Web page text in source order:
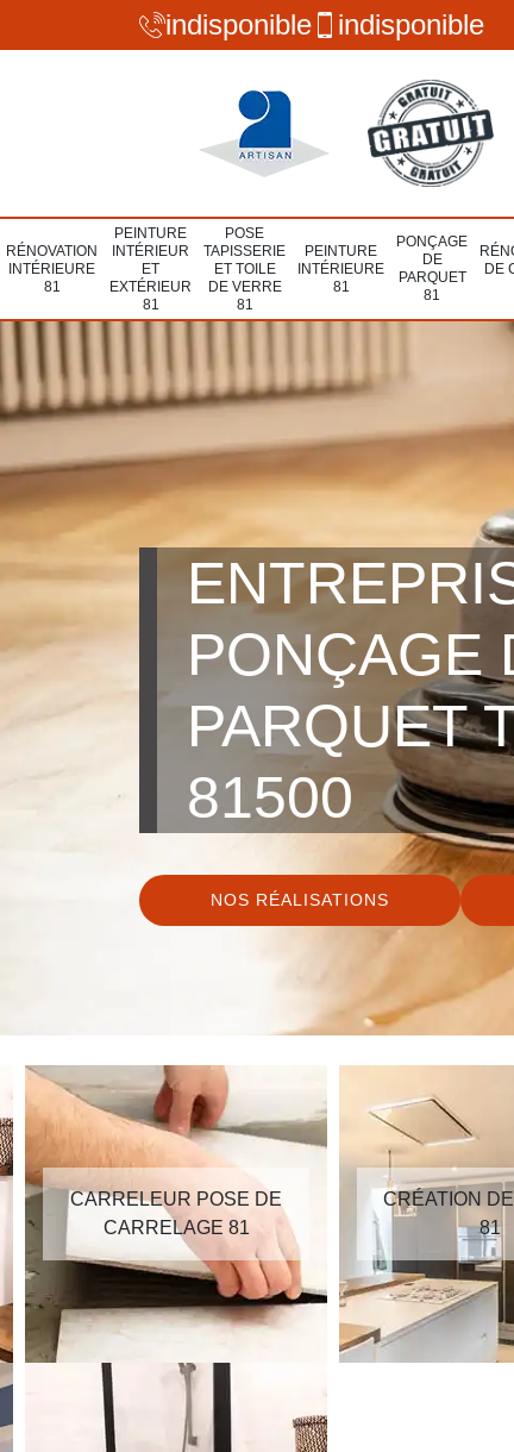
indisponible indisponible
RÉNOVATION
INTÉRIEURE
81
PEINTURE
INTÉRIEUR
ET
EXTÉRIEUR
81
POSE
TAPISSERIE
ET TOILE
DE VERRE
81
PEINTURE
INTÉRIEURE
81
PONÇAGE
DE
PARQUET
81
DE
PONÇAGE
PARQUET
81500
NOS RÉALISATIONS
CARRELEUR POSE DE
CARRELAGE 81
CRÉATION
81